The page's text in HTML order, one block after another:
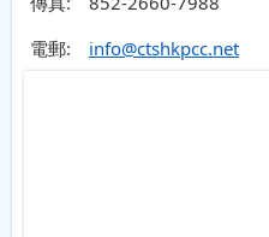
電郵:
info@ctshkpcc.net